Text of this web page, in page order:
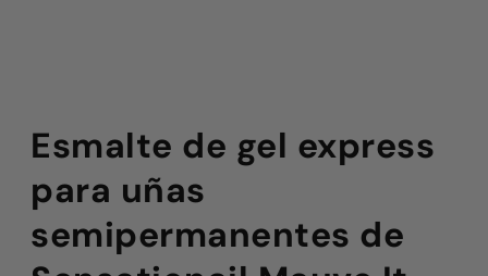
Esmalte de gel express
para uñas
semipermanentes de